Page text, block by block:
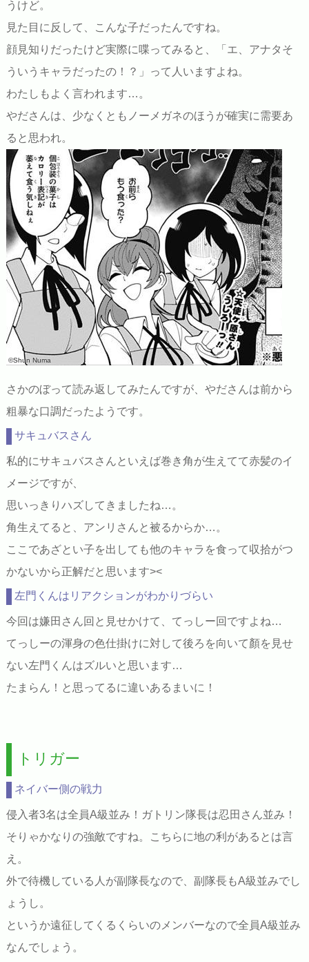
うけど。
見た目に反して、こんな子だったんですね。
顔見知りだったけど実際に喋ってみると、「エ、アナタそ
ういうキャラだったの！？」って人いますよね。
わたしもよく言われます…。
やださんは、少なくともノーメガネのほうが確実に需要あ
ると思われ。
©Shun Numa
さかのぼって読み返してみたんですが、やださんは前から
粗暴な口調だったようです。
サキュバスさん
私的にサキュバスさんといえば巻き角が生えてて赤髪のイ
メージですが、
思いっきりハズしてきましたね…。
角生えてると、アンリさんと被るからか…。
ここであざとい子を出しても他のキャラを食って収拾がつ
かないから正解だと思います><
左門くんはリアクションがわかりづらい
今回は嫌田さん回と見せかけて、てっしー回ですよね…
てっしーの渾身の色仕掛けに対して後ろを向いて顏を見せ
ない左門くんはズルいと思います…
たまらん！と思ってるに違いあるまいに！
トリガー
ネイバー側の戦力
侵入者3名は全員A級並み！ガトリン隊長は忍田さん並み！
そりゃかなりの強敵ですね。こちらに地の利があるとは言
え。
外で待機している人が副隊長なので、副隊長もA級並みでし
ょうし。
というか遠征してくるくらいのメンバーなので全員A級並み
なんでしょう。